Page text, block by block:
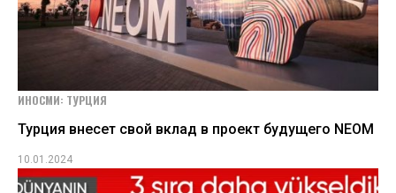
ИНОСМИ: ТУРЦИЯ
Турция внесет свой вклад в проект будущего NEOM
10.01.2024